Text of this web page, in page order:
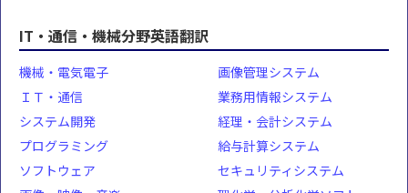
IT・通信・機械分野英語翻訳
機械・電気電子
ＩＴ・通信
システム開発
プログラミング
ソフトウェア
画像管理システム
業務用情報システム
経理・会計システム
給与計算システム
セキュリティシステム